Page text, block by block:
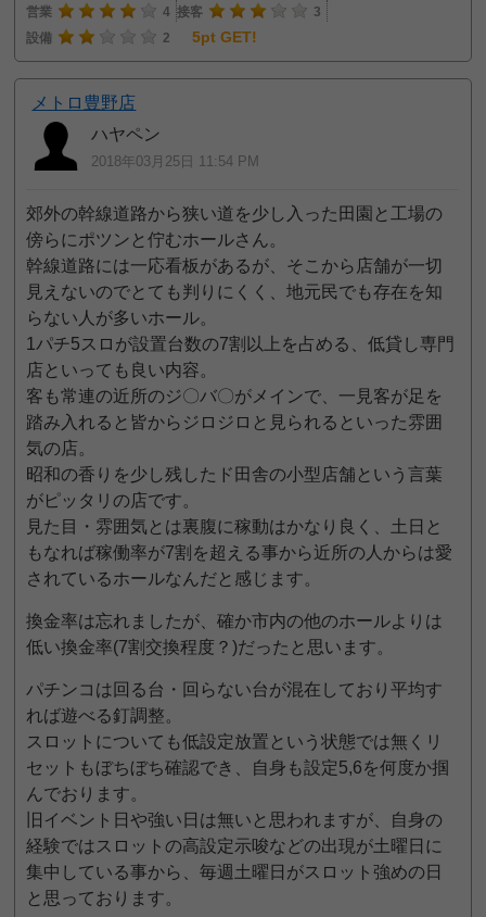
営業 4 接客
3
設備
2 5pt GET!
メトロ豊野店
ハヤペン
2018年03月25日 11:54 PM
郊外の幹線道路から狭い道を少し入った田園と工場の
傍らにポツンと佇むホールさん。
幹線道路には一応看板があるが、そこから店舗が一切
見えないのでとても判りにくく、地元民でも存在を知
らない人が多いホール。
1パチ5スロが設置台数の7割以上を占める、低貸し専門
店といっても良い内容。
客も常連の近所のジ〇バ〇がメインで、一見客が足を
踏み入れると皆からジロジロと見られるといった雰囲
気の店。
昭和の香りを少し残したド田舎の小型店舗という言葉
がピッタリの店です。
見た目・雰囲気とは裏腹に稼動はかなり良く、土日と
もなれば稼働率が7割を超える事から近所の人からは愛
されているホールなんだと感じます。
換金率は忘れましたが、確か市内の他のホールよりは
低い換金率(7割交換程度？)だったと思います。
パチンコは回る台・回らない台が混在しており平均す
れば遊べる釘調整。
スロットについても低設定放置という状態では無くリ
セットもぼちぼち確認でき、自身も設定5,6を何度か掴
んでおります。
旧イベント日や強い日は無いと思われますが、自身の
経験ではスロットの高設定示唆などの出現が土曜日に
集中している事から、毎週土曜日がスロット強めの日
と思っております。